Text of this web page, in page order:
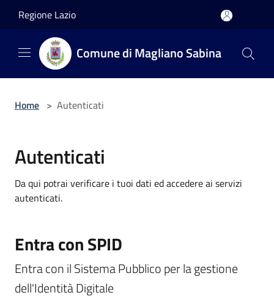
Regione Lazio
Comune di Magliano Sabina
Home > Autenticati
Autenticati
Da qui potrai verificare i tuoi dati ed accedere ai servizi
autenticati.
Entra con SPID
Entra con il Sistema Pubblico per la gestione
dell'Identità Digitale